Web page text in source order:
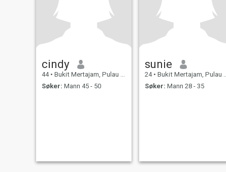
cindy
44 • Bukit Mertajam, Pulau Pinang, Malaysia
Søker: Mann 45 - 50
sunie
24 • Bukit Mertajam, Pulau Pinang, Malaysia
Søker: Mann 28 - 35